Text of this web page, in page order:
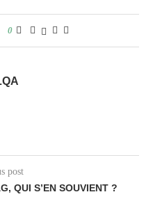
0
post
QUI S’EN SOUVIENT ?